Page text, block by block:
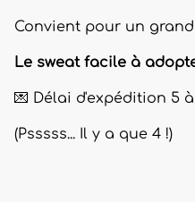
Convient pour un grand
Le sweat facile à
💌 Délai d'expédition 5 à
(Psssss... Il y a que 4 !)